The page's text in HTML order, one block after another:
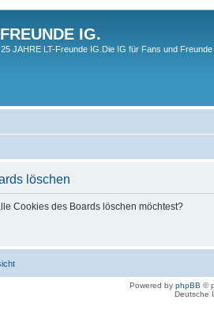
IG.
JAHRE LT-Freunde IG.Die IG für Fans und
löschen
Cookies des Boards löschen möchtest?
Powered by phpBB ©
Deutsche